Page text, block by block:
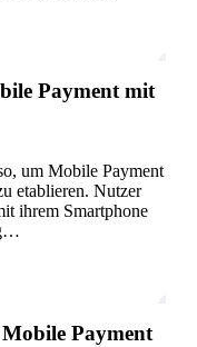
Payment mit
um Mobile Payment
etablieren. Nutzer
ihrem Smartphone
Mobile Payment